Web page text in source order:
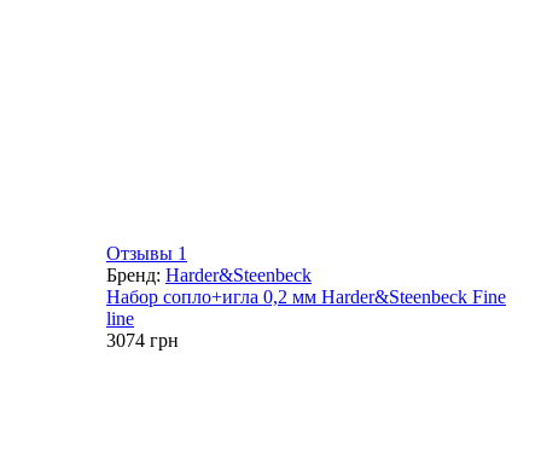
Отзывы 1
Бренд: Harder&Steenbeck
Набор сопло+игла 0,2 мм Harder&Steenbeck Fine
line
3074 грн